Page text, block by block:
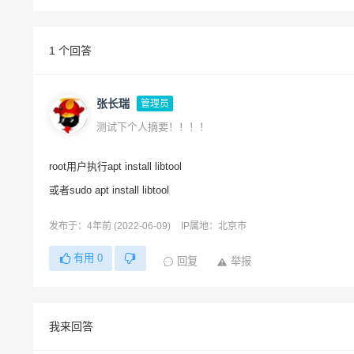
1 个回答
张长瑞 管理员
测试下个人摘要！！！！
root用户执行apt install libtool
或者sudo apt install libtool
发布于：4年前 (2022-06-09) IP属地：北京市
有用 0 回复 举报
我来回答